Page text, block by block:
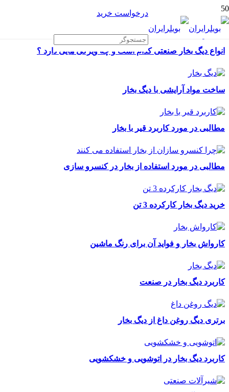
درخواست خرید
انواع دیگ بخار صنعتی کدام است و چه ویژگی هایی دارد ؟
ساخت مواد آرایشی با دیگ بخار
مطالبی در مورد کاربرد قیر با بخار
مطالبی در مورد استفاده از بخار در کنسرو سازی
خرید دیگ بخار کارکرده 3 تن
کارواش بخار و فواید آن برای رنگ ماشین
کاربرد دیگ بخار در صنعت
برتری دیگ روغن داغ از دیگ بخار
کاربرد دیگ بخار در اتوشویی و خشکشویی